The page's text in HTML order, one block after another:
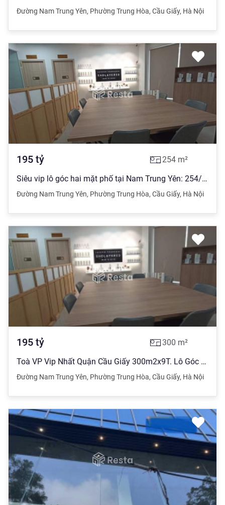
Đường Nam Trung Yên, Phường Trung Hòa, Cầu Giấy, Hà Nội
195 tỷ 254 m²
Siêu vip lô góc hai mặt phố tại Nam Trung Yên: 254/280m2 1 hầm - 8 nổi x MT 20m - 2 mặt phố
Đường Nam Trung Yên, Phường Trung Hòa, Cầu Giấy, Hà Nội
195 tỷ 300 m²
Toà VP Vip Nhất Quận Cầu Giấy 300m2x9T. Lô Góc Ngã Tư.Đường Rộng 40m. Cực Đỉnh. Giá 195 tỷ
Đường Nam Trung Yên, Phường Trung Hòa, Cầu Giấy, Hà Nội